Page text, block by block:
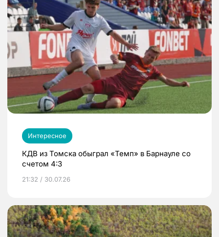
Интересное
КДВ из Томска обыграл «Темп» в Барнауле со
счетом 4:3
21:32 / 30.07.26